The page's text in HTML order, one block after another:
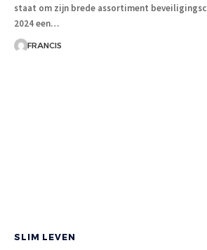
staat om zijn brede assortiment
2024 een…
FRANCIS
SLIM LEVEN